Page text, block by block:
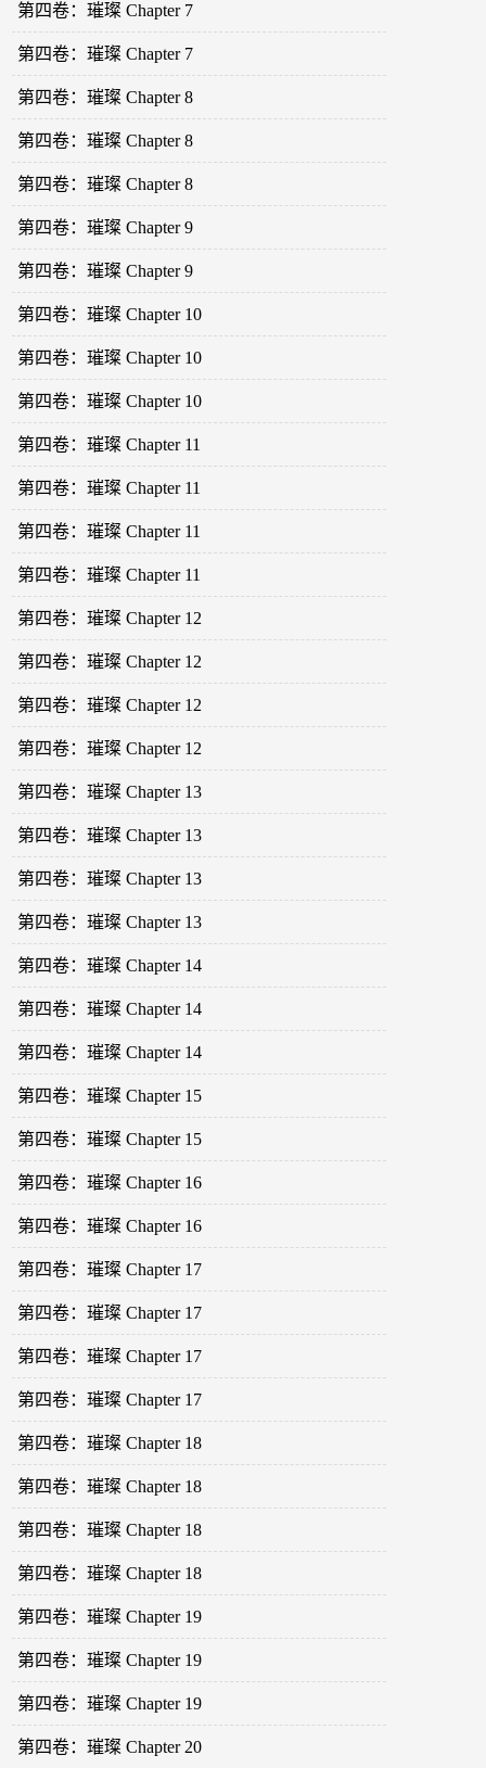
第四卷：璀璨 Chapter 7
第四卷：璀璨 Chapter 7
第四卷：璀璨 Chapter 8
第四卷：璀璨 Chapter 8
第四卷：璀璨 Chapter 8
第四卷：璀璨 Chapter 9
第四卷：璀璨 Chapter 9
第四卷：璀璨 Chapter 10
第四卷：璀璨 Chapter 10
第四卷：璀璨 Chapter 10
第四卷：璀璨 Chapter 11
第四卷：璀璨 Chapter 11
第四卷：璀璨 Chapter 11
第四卷：璀璨 Chapter 11
第四卷：璀璨 Chapter 12
第四卷：璀璨 Chapter 12
第四卷：璀璨 Chapter 12
第四卷：璀璨 Chapter 12
第四卷：璀璨 Chapter 13
第四卷：璀璨 Chapter 13
第四卷：璀璨 Chapter 13
第四卷：璀璨 Chapter 13
第四卷：璀璨 Chapter 14
第四卷：璀璨 Chapter 14
第四卷：璀璨 Chapter 14
第四卷：璀璨 Chapter 15
第四卷：璀璨 Chapter 15
第四卷：璀璨 Chapter 16
第四卷：璀璨 Chapter 16
第四卷：璀璨 Chapter 17
第四卷：璀璨 Chapter 17
第四卷：璀璨 Chapter 17
第四卷：璀璨 Chapter 17
第四卷：璀璨 Chapter 18
第四卷：璀璨 Chapter 18
第四卷：璀璨 Chapter 18
第四卷：璀璨 Chapter 18
第四卷：璀璨 Chapter 19
第四卷：璀璨 Chapter 19
第四卷：璀璨 Chapter 19
第四卷：璀璨 Chapter 20